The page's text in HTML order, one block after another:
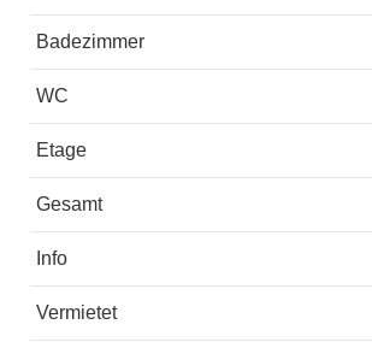
Badezimmer
WC
Etage
Gesamt
Info
Vermietet